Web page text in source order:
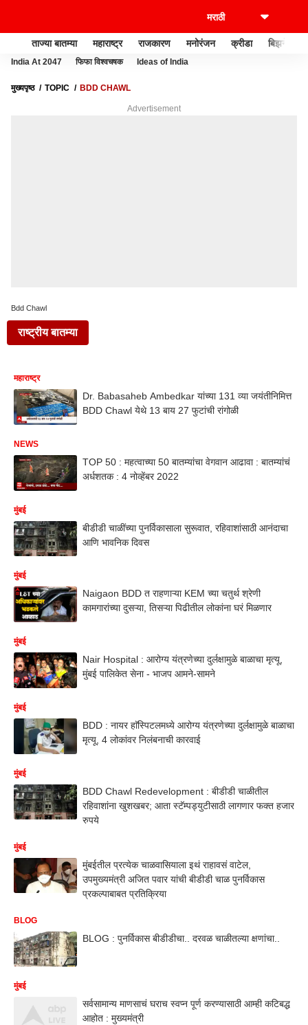
ताज्या बातम्या महाराष्ट्र राजकारण मनोरंजन क्रीडा बिझनेस
India At 2047 फिफा विश्वचषक Ideas of India
मुख्यपृष्ठ TOPIC BDD CHAWL
Advertisement
Bdd Chawl
राष्ट्रीय बातम्या
महाराष्ट्र
Dr. Babasaheb Ambedkar यांच्या 131 व्या जयंतीनिमित्त
BDD Chawl येथे 13 बाय 27 फुटांची रांगोळी
NEWS
TOP 50 : महत्वाच्या 50 बातम्यांचा वेगवान आढावा : बातम्यांचं
अर्धशतक : 4 नोव्हेंबर 2022
मुंबई
बीडीडी चाळींच्या पुनर्विकासाला सुरूवात, रहिवाशांसाठी आनंदाचा
आणि भावनिक दिवस
मुंबई
Naigaon BDD त राहणाऱ्या KEM च्या चतुर्थ श्रेणी
कामगारांच्या दुसऱ्या, तिसऱ्या पिढीतील लोकांना घरं मिळणार
मुंबई
Nair Hospital : आरोग्य यंत्रणेच्या दुर्लक्षामुळे बाळाचा मृत्यू,
मुंबई पालिकेत सेना - भाजप आमने-सामने
मुंबई
BDD : नायर हाॅस्पिटलमध्ये आरोग्य यंत्रणेच्या दुर्लक्षामुळे बाळाचा
मृत्यू, 4 लोकांवर निलंबनाची कारवाई
मुंबई
BDD Chawl Redevelopment : बीडीडी चाळीतील
रहिवाशांना खुशखबर; आता स्टॅम्पड्युटीसाठी लागणार फक्त हजार
रुपये
मुंबई
मुंबईतील प्रत्येक चाळवासियाला इथं राहावसं वाटेल,
उपमुख्यमंत्री अजित पवार यांची बीडीडी चाळ पुनर्विकास
प्रकल्पाबाबत प्रतिक्रिया
BLOG
BLOG : पुनर्विकास बीडीडीचा.. दरवळ चाळीतल्या क्षणांचा..
मुंबई
सर्वसामान्य माणसाचं घराच स्वप्न पूर्ण करण्यासाठी आम्ही कटिबद्ध
आहोत : मुख्यमंत्री